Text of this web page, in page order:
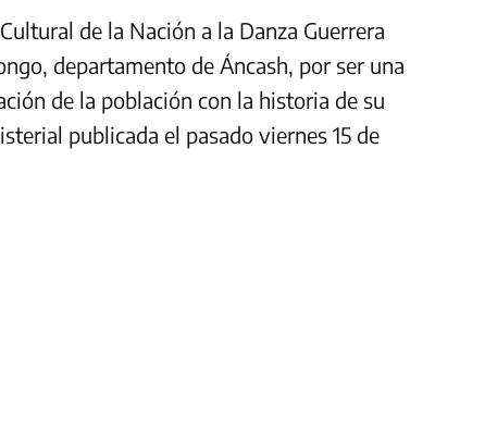
de la Nación a la Danza Guerrera
departamento de Áncash, por ser una
de la población con la historia de su
publicada el pasado viernes 15 de